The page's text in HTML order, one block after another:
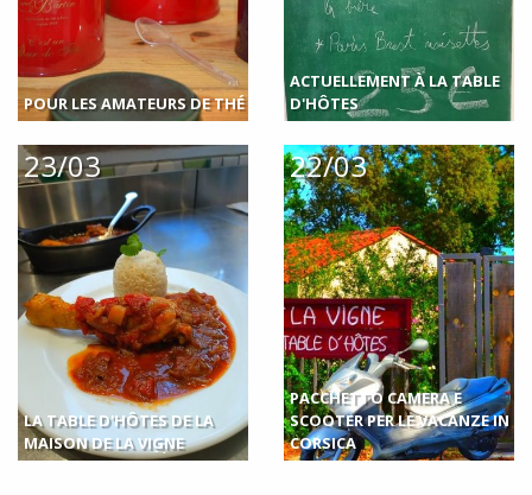
POUR LES AMATEURS DE THÉ
ACTUELLEMENT À LA TABLE
D'HÔTES
23/03
LA TABLE D'HÔTES DE LA
MAISON DE LA VIGNE
22/03
PACCHETTO CAMERA E
SCOOTER PER LE VACANZE IN
CORSICA